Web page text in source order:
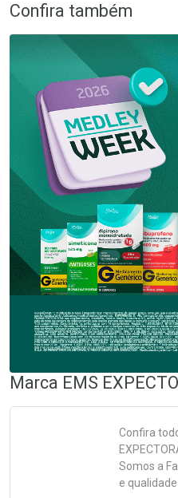
Confira também
Marca EMS
Confira
Somos a
e qualidade